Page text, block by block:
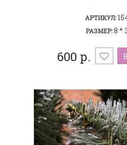
АРТИКУЛ:
РАЗМЕР:8 *
600 р.